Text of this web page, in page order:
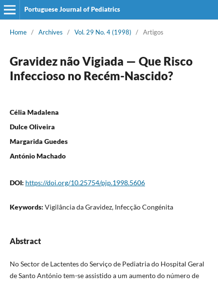
Portuguese Journal of Pediatrics
Home / Archives / Vol. 29 No. 4 (1998) / Artigos
Gravidez não Vigiada — Que Risco
Infeccioso no Recém-Nascido?
Célia Madalena
Dulce Oliveira
Margarida Guedes
António Machado
DOI: https://doi.org/10.25754/pjp.1998.5606
Keywords: Vigilância da Gravidez, Infecção Congénita
Abstract
No Sector de Lactentes do Serviço de Pediatria do Hospital Geral
de Santo António tem-se assistido a um aumento do número de